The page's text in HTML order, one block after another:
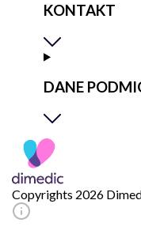
KONTAKT
DANE
Copyrights 2026